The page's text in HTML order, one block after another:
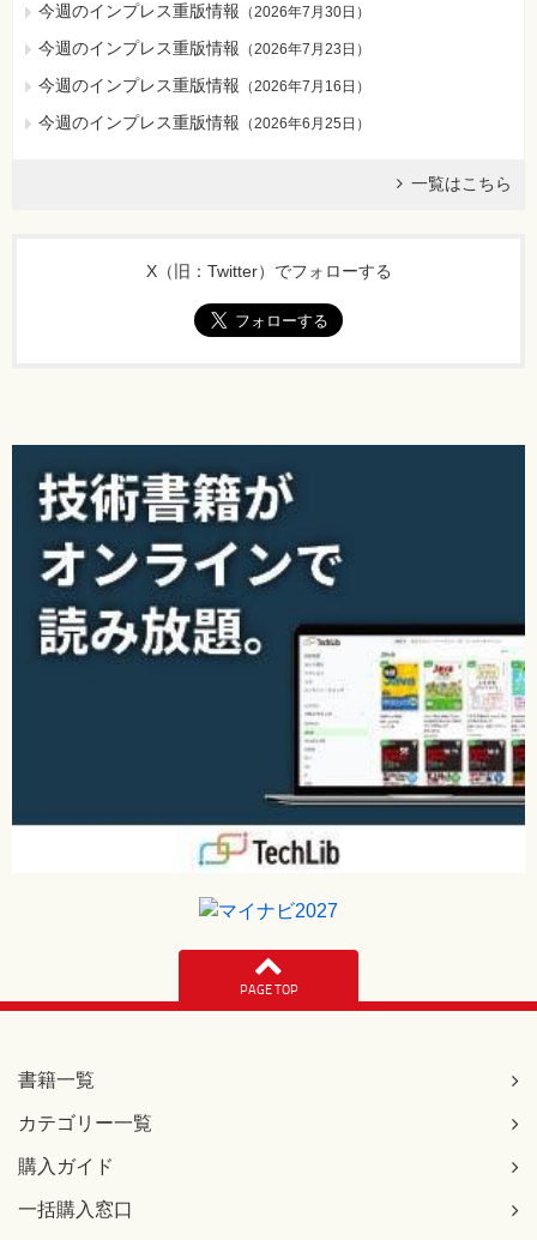
今週のインプレス重版情報 （2026年7月30日 ）
今週のインプレス重版情報 （2026年7月23日 ）
今週のインプレス重版情報 （2026年7月16日 ）
今週のインプレス重版情報 （2026年6月25日 ）
一覧はこちら
X（旧：Twitter）でフォローする
PAGE TOP
書籍一覧
カテゴリー一覧
購入ガイド
一括購入窓口